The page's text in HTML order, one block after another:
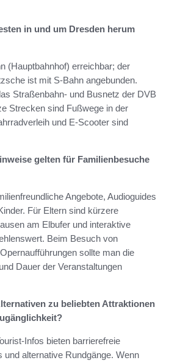
in und um Dresden herum
(Hauptbahnhof) erreichbar; der
ist mit S-Bahn angebunden.
Straßenbahn- und Busnetz der DVB
Strecken sind Fußwege in der
und E-Scooter sind
gelten für Familienbesuche
Angebote, Audioguides
Für Eltern sind kürzere
am Elbufer und interaktive
Beim Besuch von
sollte man die
Dauer der Veranstaltungen
zu beliebten Attraktionen
Infos bieten barrierefreie
und alternative Rundgänge. Wenn